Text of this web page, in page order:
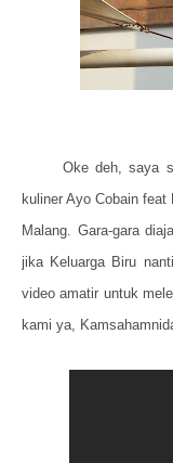
Oke deh, saya
kuliner Ayo Cobain
Malang. Gara-gara
jika Keluarga Biru
video amatir untuk
kami ya,